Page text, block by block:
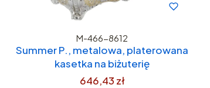
M-466-8612
Summer P., metalowa, platerowana
kasetka na biżuterię
646,43 zł